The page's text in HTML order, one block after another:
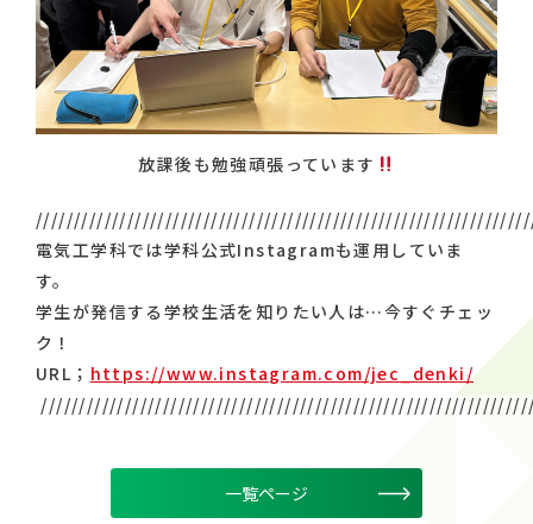
放課後も勉強頑張っています
電気工学科では学科公式Instagramも運用していま
す。
学生が発信する学校生活を知りたい人は…今すぐチェッ
ク！
URL； https://www.instagram.com/jec_denki/
一覧ページ